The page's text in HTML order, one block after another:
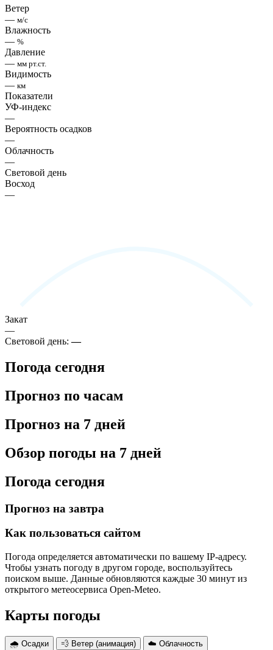
Ветер
— м/с
Влажность
— %
Давление
— мм рт.ст.
Видимость
— км
Показатели
УФ-индекс
—
Вероятность осадков
—
Облачность
—
Световой день
Восход
—
Закат
—
Световой день:—
Погода сегодня
Прогноз по часам
Прогноз на 7 дней
Обзор погоды на 7 дней
Погода сегодня
Прогноз на завтра
Как пользоваться сайтом
Погода определяется автоматически по вашему IP-адресу.
Чтобы узнать погоду в другом городе, воспользуйтесь
поиском выше. Данные обновляются каждые 30 минут из
открытого метеосервиса Open-Meteo.
Карты погоды
🌧 Осадки 💨 Ветер (анимация)
☁️ Облачность